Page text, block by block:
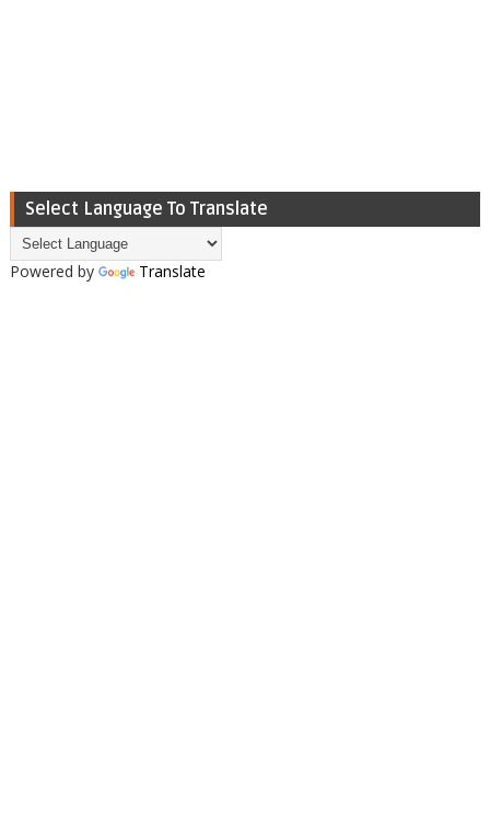
Select Language To Translate
Powered by Translate